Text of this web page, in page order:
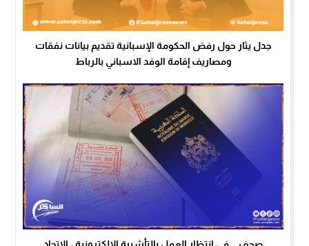
جدل يثار حول رفض الحكومة الإسبانية تقديم بيانات نفقات
ومصاريف إقامة الوفد الاسباني بالرباط